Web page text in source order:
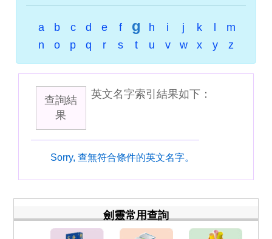
a b c d e f g h i j k
m
n
o p q r s t u v w x y z
查詢結
果
英文名字索引結果如下：
Sorry, 查無符合條件的英文名字。
劍靈常用查詢